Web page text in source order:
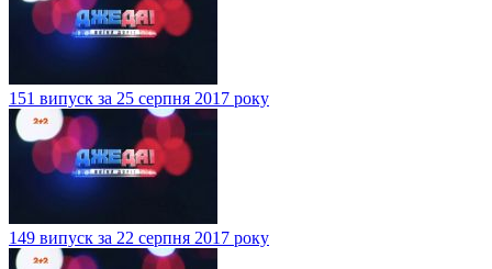
151 випуск за 25 серпня 2017 року
149 випуск за 22 серпня 2017 року